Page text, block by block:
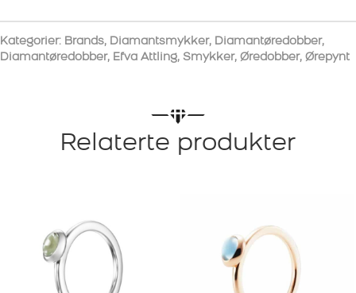
Kategorier: Brands, Diamantsmykker, Diamantøredobber,
Diamantøredobber, Efva Attling, Smykker, Øredobber, Ørepynt
Relaterte produkter